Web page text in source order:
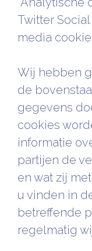
Twitter
media cookie
Wij hebben
de
gegevens
cookies
informatie
partijen de
en wat zij
u vinden in
betreffende
regelmatig